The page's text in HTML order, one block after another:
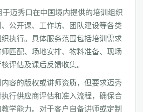
迈秀口在中国境内提供的培训组织
公开课、工作坊、团队建设等各类
执行。具体服务范围包括培训需求
匹配、场地安排、物料准备、现场
评估及课后反馈收集。
容的版权或讲师资质，但要求迈秀
行供应商评估和准入流程，确保合
学能力。对于客户自备讲师或定制